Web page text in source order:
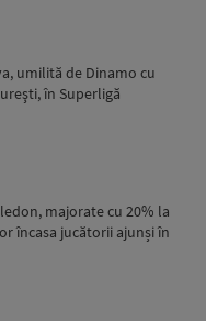
umilită de Dinamo cu
în Superligă
majorate cu 20% la
încasa jucătorii ajunși în